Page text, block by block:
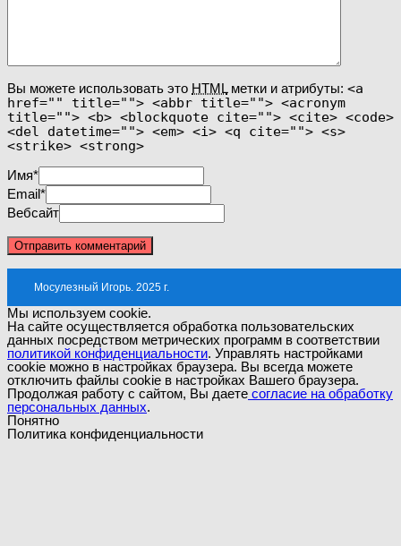
Вы можете использовать это HTMLметки и атрибуты: <a
href="" title=""> <abbr title=""> <acronym
title=""> <b> <blockquote cite=""> <cite> <code>
<del datetime=""> <em> <i> <q cite=""> <s>
<strike> <strong>
Имя*
Email*
Вебсайт
Мосулезный Игорь. 2025 г.
Мы используем cookie.
На сайте осуществляется обработка пользовательских
данных посредством метрических программ в соответствии
политикой конфиденциальности. Управлять настройками
cookie можно в настройках браузера. Вы всегда можете
отключить файлы cookie в настройках Вашего браузера.
Продолжая работу с сайтом, Вы даете согласие на обработку
персональных данных.
Понятно
Политика конфиденциальности